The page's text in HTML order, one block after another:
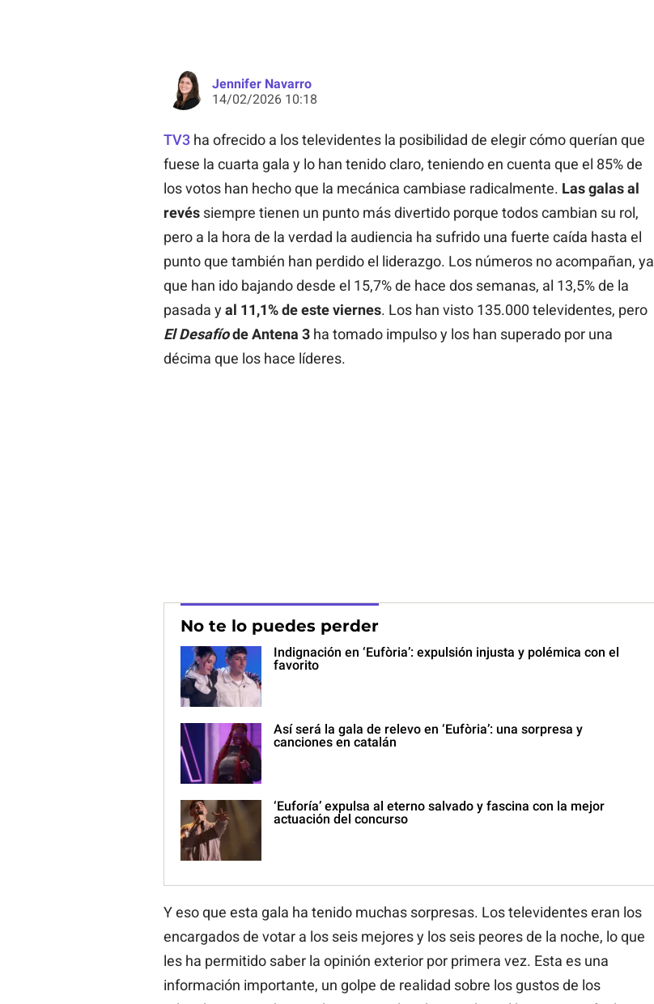
Jennifer Navarro
14/02/2026 10:18
TV3ha ofrecido a los televidentes la posibilidad de elegir cómo querían que
fuese la cuarta gala y lo han tenido claro, teniendo en cuenta que el 85% de
los votos han hecho que la mecánica cambiase radicalmente. Las galas al
revés siempre tienen un punto más divertido porque todos cambian su rol,
pero a la hora de la verdad la audiencia ha sufrido una fuerte caída hasta el
punto que también han perdido el liderazgo. Los números no acompañan, ya
que han ido bajando desde el 15,7% de hace dos semanas, al 13,5% de la
pasada y al 11,1% de este viernes. Los han visto 135.000 televidentes, pero
El Desafíode Antena 3 ha tomado impulso y los han superado por una
décima que los hace líderes.
No te lo puedes perder
Indignación en ‘Eufòria’: expulsión injusta y polémica con el
favorito
Así será la gala de relevo en ‘Eufòria’: una sorpresa y
canciones en catalán
‘Euforía’ expulsa al eterno salvado y fascina con la mejor
actuación del concurso
Y eso que esta gala ha tenido muchas sorpresas. Los televidentes eran los
encargados de votar a los seis mejores y los seis peores de la noche, lo que
les ha permitido saber la opinión exterior por primera vez. Esta es una
información importante, un golpe de realidad sobre los gustos de los